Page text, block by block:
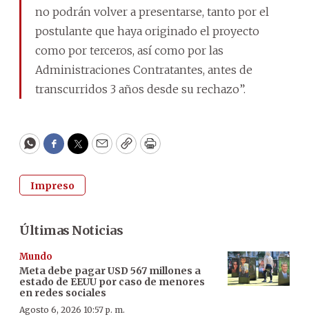
no podrán volver a presentarse, tanto por el
postulante que haya originado el proyecto
como por terceros, así como por las
Administraciones Contratantes, antes de
transcurridos 3 años desde su rechazo”.
WhatsApp
Facebook
Twitter
EmailCopyPrint
Impreso
Últimas Noticias
Mundo
Meta debe pagar USD 567 millones a
estado de EEUU por caso de menores
en redes sociales
Agosto 6, 2026 10:57 p. m.